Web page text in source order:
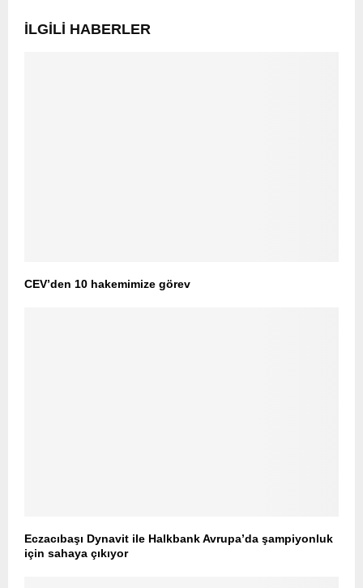
İLGILI HABERLER
CEV’den 10 hakemimize görev
Eczacıbaşı Dynavit ile Halkbank Avrupa’da şampiyonluk
için sahaya çıkıyor